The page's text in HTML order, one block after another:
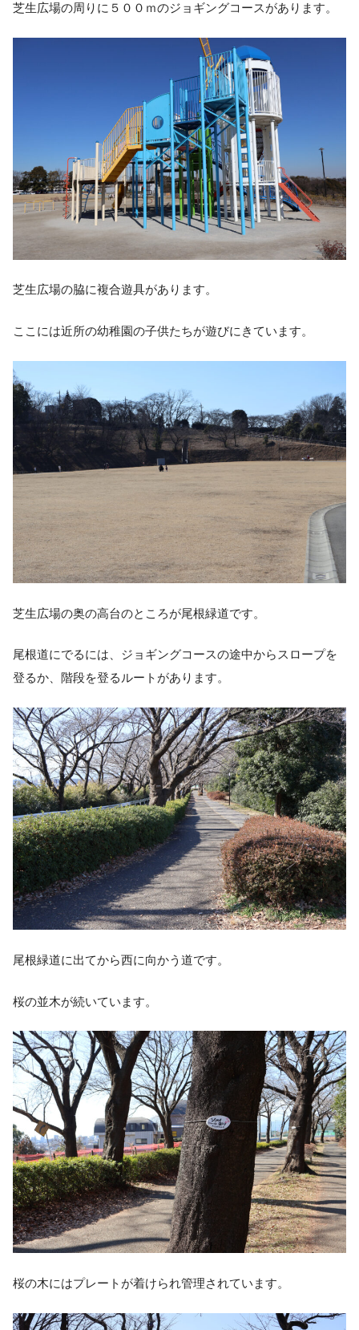
芝生広場の周りに５００ｍのジョギングコースがあります。
芝生広場の脇に複合遊具があります。
ここには近所の幼稚園の子供たちが遊びにきています。
芝生広場の奥の高台のところが尾根緑道です。
尾根道にでるには、ジョギングコースの途中からスロープを
登るか、階段を登るルートがあります。
尾根緑道に出てから西に向かう道です。
桜の並木が続いています。
桜の木にはプレートが着けられ管理されています。